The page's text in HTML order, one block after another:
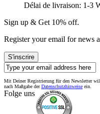
Délai de livraison: 1-3
Sign up & Get 10% off.
Register your email for news
S'inscrire
Mit Deiner Registrierung für den Newsletter
nach Maßgabe derDatenschutzhinweise ein.
Folge uns